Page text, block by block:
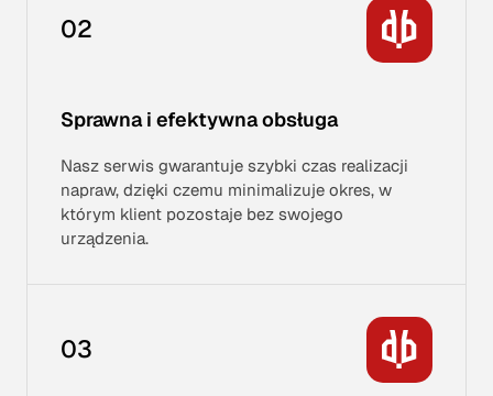
02
Sprawna i efektywna obsługa
Nasz serwis gwarantuje szybki czas realizacji
napraw, dzięki czemu minimalizuje okres, w
którym klient pozostaje bez swojego
urządzenia.
03